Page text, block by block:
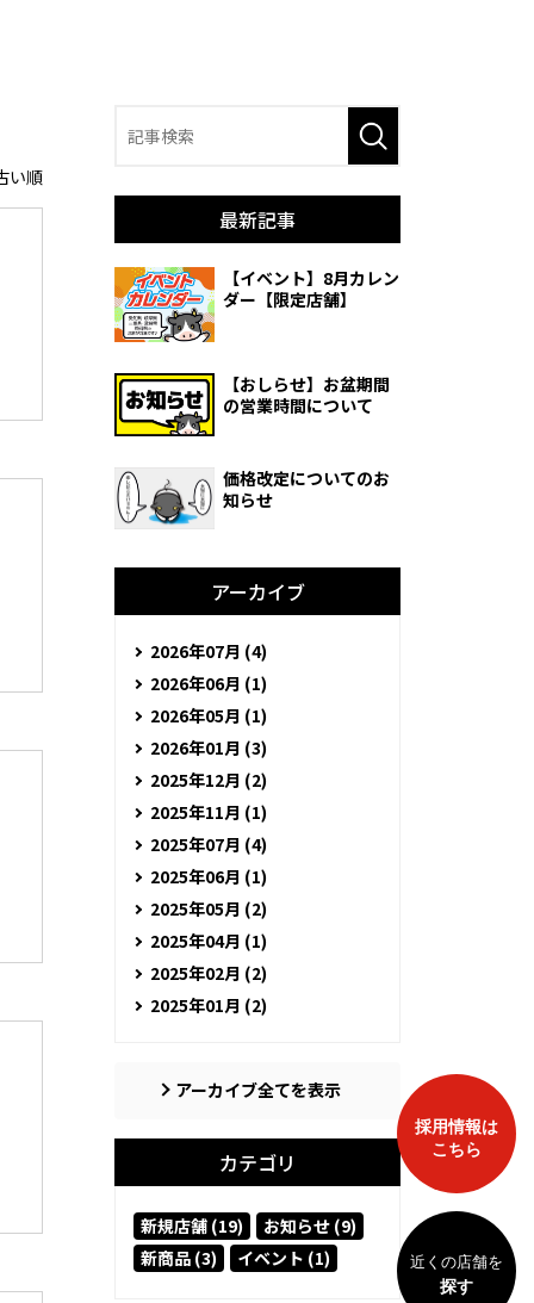
採用情報は
こちら
近くの店舗を
探す
い順
最新記事
【イベント】8月カレン
ダー【限定店舗】
【おしらせ】お盆期間
の営業時間について
価格改定についてのお
知らせ
アーカイブ
2026年07月 (4)
2026年06月 (1)
2026年05月 (1)
2026年01月 (3)
2025年12月 (2)
2025年11月 (1)
2025年07月 (4)
2025年06月 (1)
2025年05月 (2)
2025年04月 (1)
2025年02月 (2)
2025年01月 (2)
アーカイブ全てを表示
カテゴリ
新規店舗 (19)
お知らせ (9)
新商品 (3)
イベント (1)